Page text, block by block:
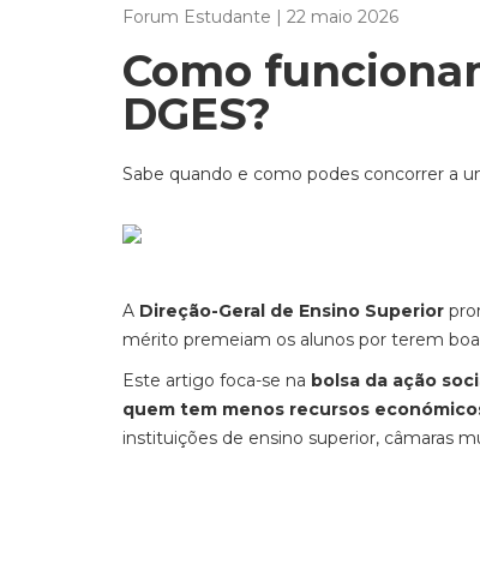
Forum Estudante | 22 maio 2026
Como
DGES?
Sabe quando e como podes concorrer a
A Direção-Geral de Ensino Superior
mérito premeiam os alunos por terem
Este artigo foca-se na bolsa da ação
quem tem menos recursos
instituições de ensino superior, câmaras